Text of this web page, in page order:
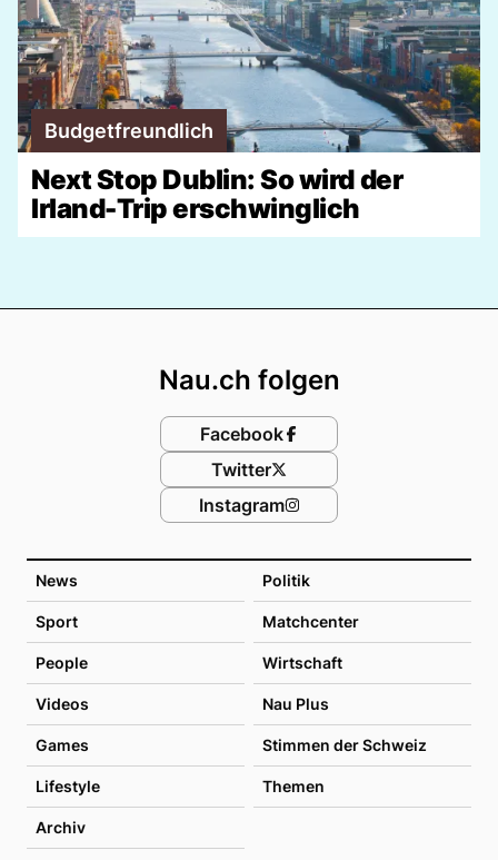
Budgetfreundlich
Next Stop Dublin: So wird der
Irland-Trip erschwinglich
News Politik
Sport Matchcenter
People Wirtschaft
Videos Nau Plus
Games Stimmen der Schweiz
Lifestyle Themen
Archiv
Nau.ch folgen
Facebook
Twitter
Instagram